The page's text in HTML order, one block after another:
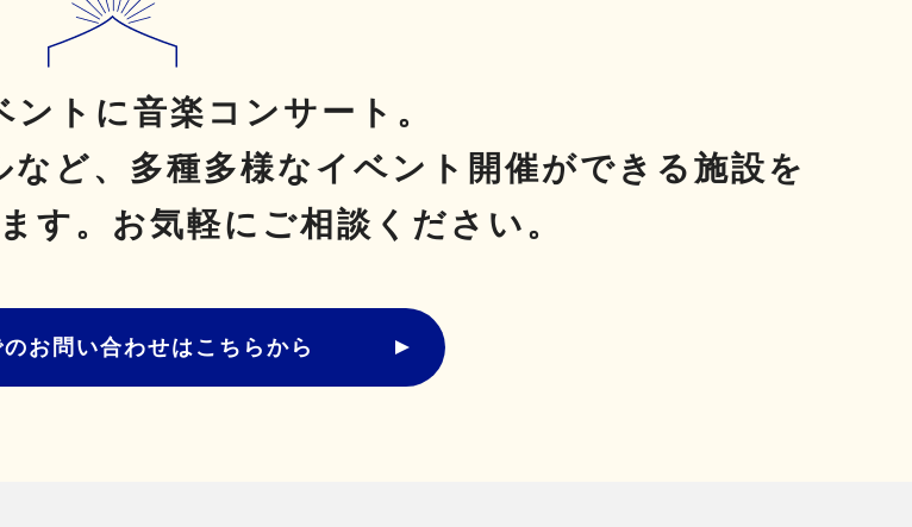
ントに音楽コンサート。
ど、 多種多様なイベント開催ができる施設を
す。 お気軽にご相談ください。
お問い合わせはこちらから